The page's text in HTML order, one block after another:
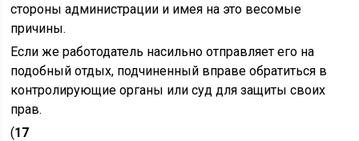
стороны администрации и имея на это весомые
причины.
Если же работодатель насильно отправляет его на
подобный отдых, подчиненный вправе обратиться в
контролирующие органы или суд для защиты своих
прав.
(17